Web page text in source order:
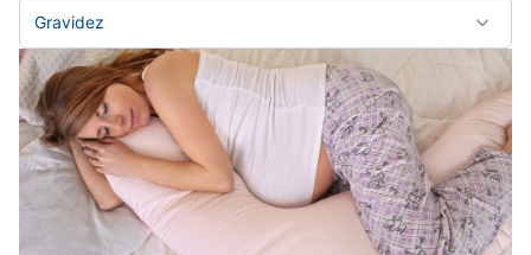
Vacinas
Gravidez